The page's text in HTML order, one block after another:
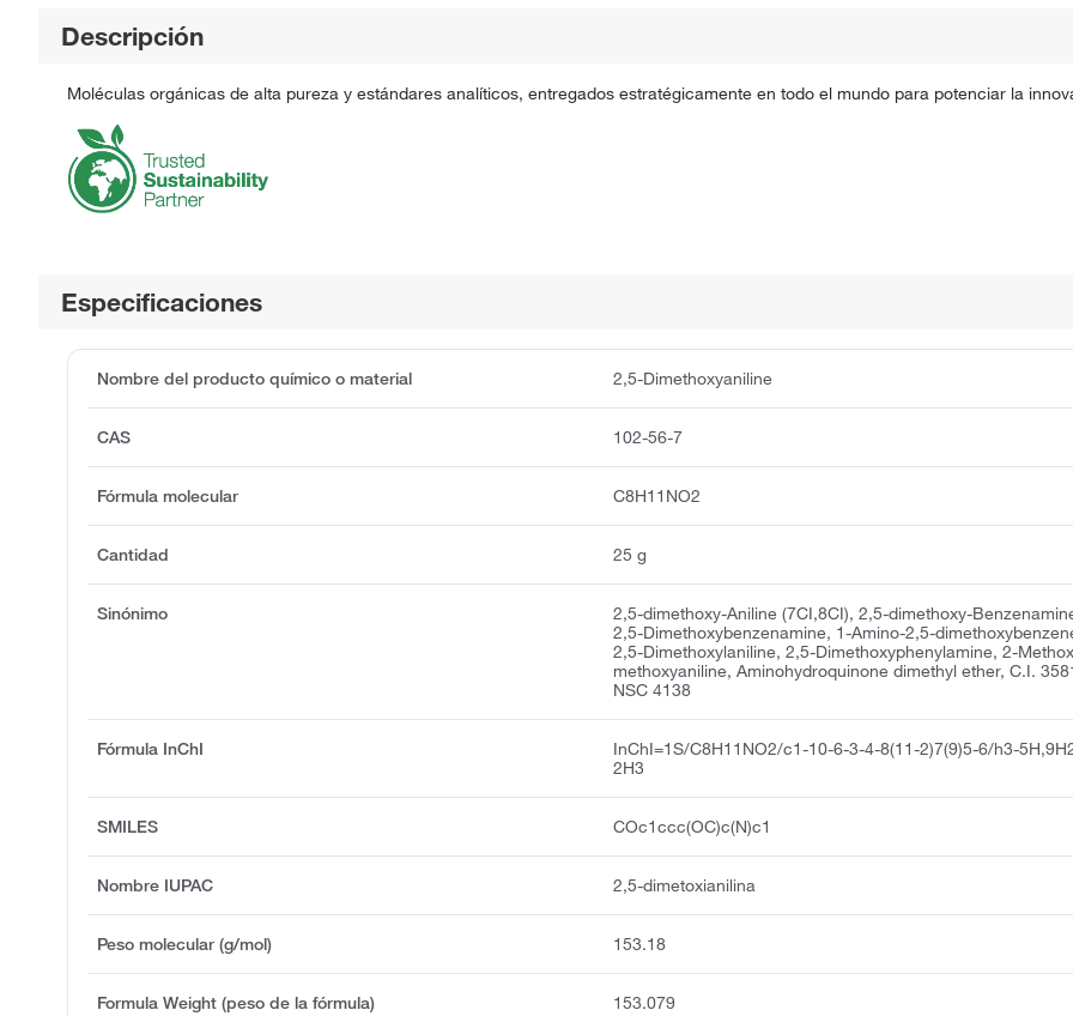
Descripción
Moléculas orgánicas de alta pureza y estándares analíticos, entregados estratégicamente en todo el mundo para potenciar la
Especificaciones
Nombre del producto químico o material 2,5-Dimethoxyaniline
CAS 102-56-7
Fórmula molecular C8H11NO2
Cantidad 25 g
Sinónimo
2,5-dimethoxy-Aniline (7CI,8CI), 2,5-dimethoxy-
2,5-Dimethoxybenzenamine, 1-Amino-2,5-
2,5-Dimethoxylaniline, 2,5-Dimethoxyphenylamine, 2-
methoxyaniline, Aminohydroquinone dimethyl ether, C.I.
NSC 4138
Fórmula InChI
InChI=1S/C8H11NO2/c1-10-6-3-4-8(11-2)7(9)5-6/h3-
2H3
SMILES COc1ccc(OC)c(N)c1
Nombre IUPAC 2,5-dimetoxianilina
Peso molecular (g/mol) 153.18
Formula Weight (peso de la fórmula) 153.079